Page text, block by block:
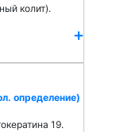
колит).
определение)
19.